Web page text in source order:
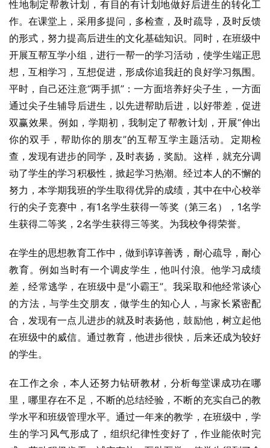
性地制定帮教计划，有目的有计划地做好后进生的转化工
作。在课堂上，采用多提问，多检查，及时疏导，及时反馈
的形式，努力提高后进生的文化基础知识。同时，在班级中
开展互帮互学小组，进行一帮一的学习活动，使学生端正思
想，互相学习，互想促进，形成你追我赶的良好学习氛围。
平时，自己还注意“两手抓”：一方面培养好尖子生，一方面
通过尖子生辅导后进生，以先进帮助后进，以好带差，促进
双赢效果。例如，学期初，我制定了帮教计划，开展“伸出
你的双手，帮助你的朋友”的互帮互学主题活动。定期检
查，发现有进步的同学，及时表扬，奖励。这样，就充分调
动了学生的学习积极性，掀起学习热潮。经过本人的不懈的
努力，本学期我班的学生取得优异的成绩，其中在中心校举
行的尖子竞赛中，有1名学生获得一等奖（第三名），1名学
生获得二等奖，2名学生获得三等奖。为我校争得荣誉。
在学生的思想教育工作中，做到谆谆善诱，耐心疏导，耐心
教育。例如当时有一个调皮学生，他叫付浪。他学习成绩
差，经常逃学，在班级中是“小霸王”。我采取和他经常谈心
的方法，与学生交朋友，做学生的知心人，与家长紧密配
合，发现有一点儿进步的就及时表扬他，鼓励他，树立起他
在班级中的威信。通过教育，他进步很快，后来还成为较好
的学生。
在工作之余，本人还努力钻研教材，分析每堂课成功在哪
里，哪里存在不足，不断的总结经验，不断的充实自己的教
学水平和班级管理水平。通过一年来的教学，在班级中，学
生的学习风气形成了，组织纪律性变好了，作业能依时完